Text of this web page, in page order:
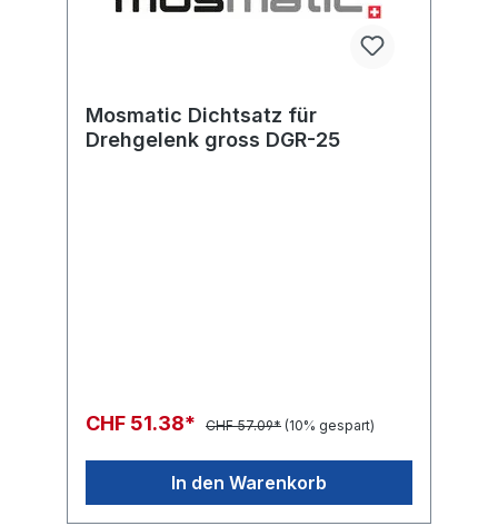
Mosmatic Dichtsatz für
Drehgelenk gross DGR-25
CHF 51.38* CHF 57.09* (10% gespart)
In den Warenkorb